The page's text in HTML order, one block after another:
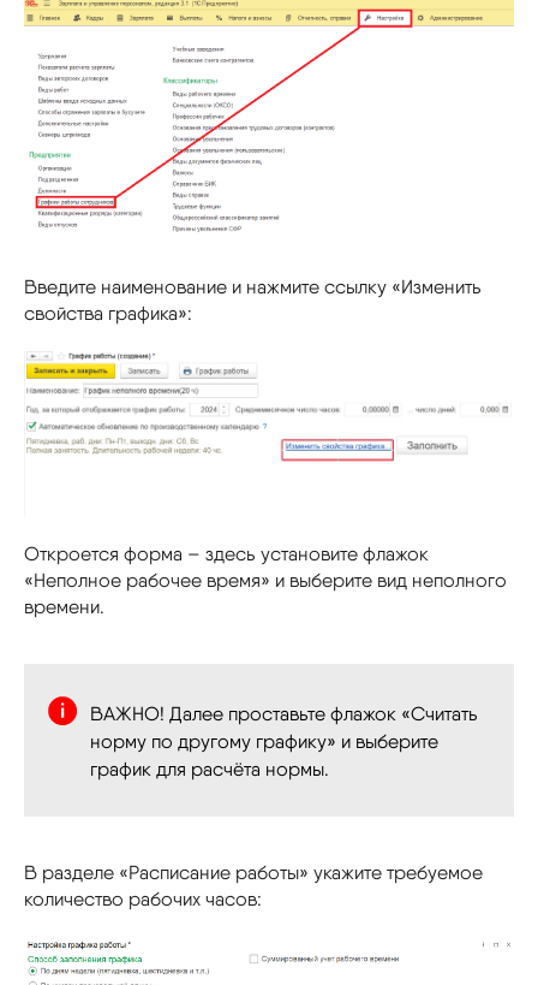
Введите наименование и нажмите ссылку «Изменить
свойства графика»:
Откроется форма – здесь установите флажок
«Неполное рабочее время» и выберите вид неполного
времени.
ВАЖНО! Далее проставьте флажок «Считать
норму по другому графику» и выберите
график для расчёта нормы.
В разделе «Расписание работы» укажите требуемое
количество рабочих часов: